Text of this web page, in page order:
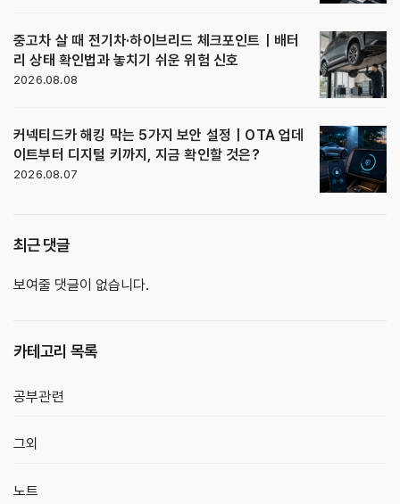
중고차 살 때 전기차·하이브리드 체크포인트｜배터
리 상태 확인법과 놓치기 쉬운 위험 신호
2026.08.08
커넥티드카 해킹 막는 5가지 보안 설정｜OTA 업데
이트부터 디지털 키까지, 지금 확인할 것은?
2026.08.07
최근 댓글
보여줄 댓글이 없습니다.
카테고리 목록
공부관련
그외
노트